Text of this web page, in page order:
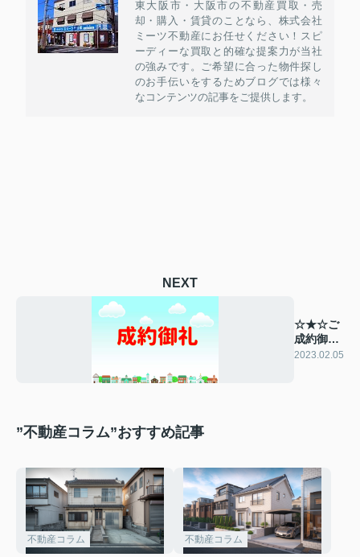
東大阪市・大阪市の不動産買取・売
却・購入・賃貸のことなら、株式会社
ミーツ不動産にお任せください！スピ
ーディーな買取と的確な提案力が当社
の強みです。ご希望に合った物件探し
のお手伝いをするためブログでは様々
なコンテンツの記事をご提供します。
NEXT
☆★☆ご
成約御礼
☆★☆
2023.02.05
”不動産コラム”おすすめ記事
不動産コラム 不動産コラム